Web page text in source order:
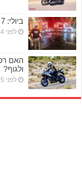
ביולי: 7 רוכבים נהרגו על דו־גלגלי
לפני 4 ימים
האם
ולגוף?
לפני 5 ימים